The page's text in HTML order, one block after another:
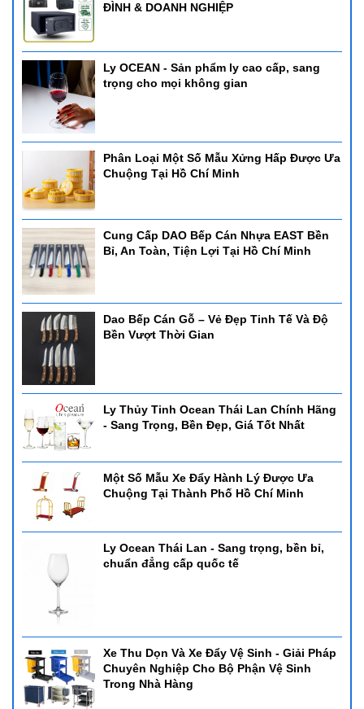
ĐÌNH & DOANH NGHIỆP
Ly OCEAN - Sản phẩm ly cao cấp, sang
trọng cho mọi không gian
Phân Loại Một Số Mẫu Xửng Hấp Được Ưa
Chuộng Tại Hồ Chí Minh
Cung Cấp DAO Bếp Cán Nhựa EAST Bền
Bỉ, An Toàn, Tiện Lợi Tại Hồ Chí Minh
Dao Bếp Cán Gỗ – Vẻ Đẹp Tinh Tế Và Độ
Bền Vượt Thời Gian
Ly Thủy Tinh Ocean Thái Lan Chính Hãng
- Sang Trọng, Bền Đẹp, Giá Tốt Nhất
Một Số Mẫu Xe Đẩy Hành Lý Được Ưa
Chuộng Tại Thành Phố Hồ Chí Minh
Ly Ocean Thái Lan - Sang trọng, bền bỉ,
chuẩn đẳng cấp quốc tế
Xe Thu Dọn Và Xe Đẩy Vệ Sinh - Giải Pháp
Chuyên Nghiệp Cho Bộ Phận Vệ Sinh
Trong Nhà Hàng